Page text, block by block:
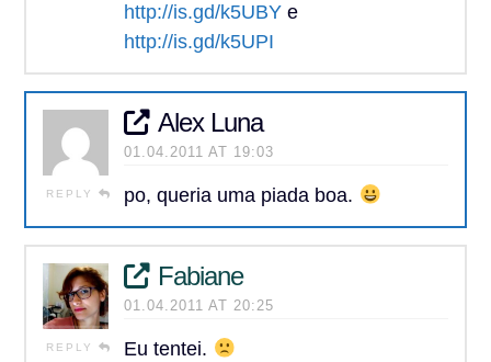
http://is.gd/k5UBY e
http://is.gd/k5UPI
REPLY
Alex Luna
01.04.2011 AT 19:03
po, queria uma piada boa.
REPLY
Fabiane
01.04.2011 AT 20:25
Eu tentei.